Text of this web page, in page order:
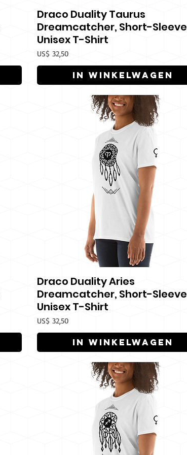
Snel overzicht
Draco Duality Taurus
Dreamcatcher, Short-Sleeve
Unisex T-Shirt
Prijs
US$ 32,50
In winkelwagen
Snel overzicht
Draco Duality Aries
Dreamcatcher, Short-Sleeve
Unisex T-Shirt
Prijs
US$ 32,50
In winkelwagen